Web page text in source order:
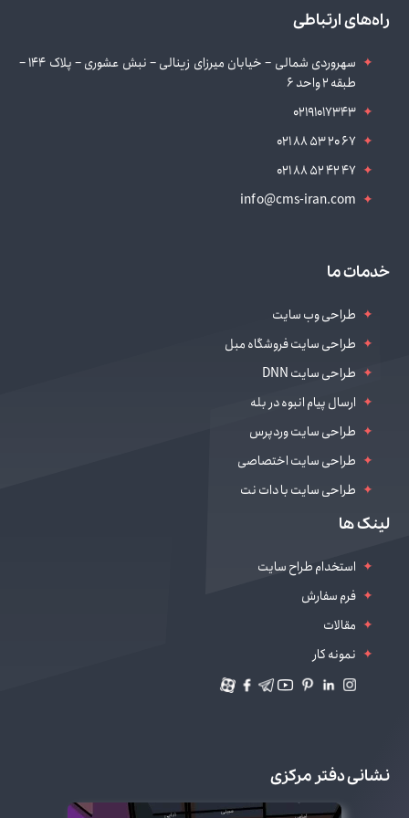
راه‌های ارتباطی
سهروردی شمالی – خیابان میرزای زینالی – نبش عشوری – پلاک 144 –
طبقه 2 واحد 6
02191017343
021 88 53 20 67
021 88 52 42 47
info@cms-iran.com
خدمات ما
طراحی وب سایت
طراحی سایت فروشگاه مبل
طراحی سایت DNN
ارسال پیام انبوه در بله
طراحی سایت وردپرس
طراحی سایت اختصاصی
طراحی سایت با دات نت
طراحی سایت سالن زیباییلینک ها
استخدام طراح سایت
فرم سفارش
مقالات
نمونه کار
نشانی دفتر مرکزی